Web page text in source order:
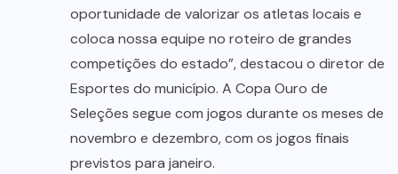
oportunidade de valorizar os atletas locais e
coloca nossa equipe no roteiro de grandes
competições do estado”, destacou o diretor de
Esportes do município. A Copa Ouro de
Seleções segue com jogos durante os meses de
novembro e dezembro, com os jogos finais
previstos para janeiro.